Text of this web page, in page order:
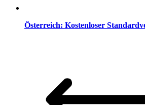
Österreich: Kostenloser